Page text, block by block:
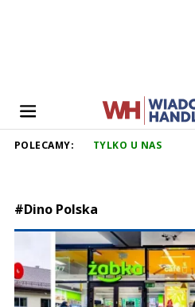
POLECAMY: TYLKO U NAS
#Dino Polska